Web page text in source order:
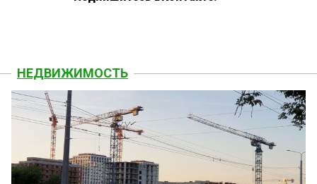
НЕДВИЖИМОСТЬ